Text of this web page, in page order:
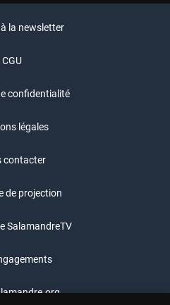
la newsletter
CGU
confidentialité
légales
contacter
de projection
SalamandreTV